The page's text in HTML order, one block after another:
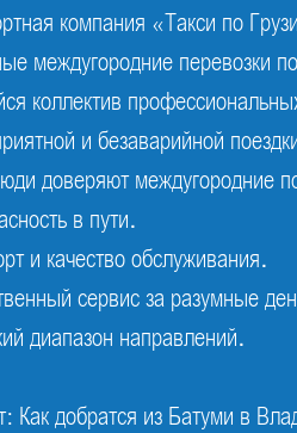
компания «Такси по
междугородние перевозки
коллектив
и безаварийной
доверяют междугородние
в пути.
и качество обслуживания.
сервис за разумные
диапазон направлений.
Как добратся из Батуми в